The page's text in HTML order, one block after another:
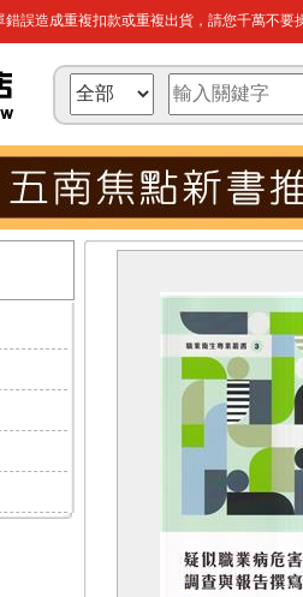
誤造成重複扣款或重複出貨，請您千萬不要